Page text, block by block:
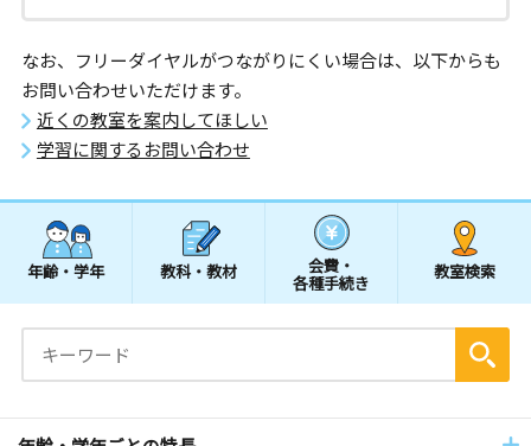
なお、フリーダイヤルがつながりにくい場合は、以下からも
お問い合わせいただけます。
近くの教室を案内してほしい
学習に関するお問い合わせ
年齢・学年 教科・教材 会費・
各種手続き
教室検索